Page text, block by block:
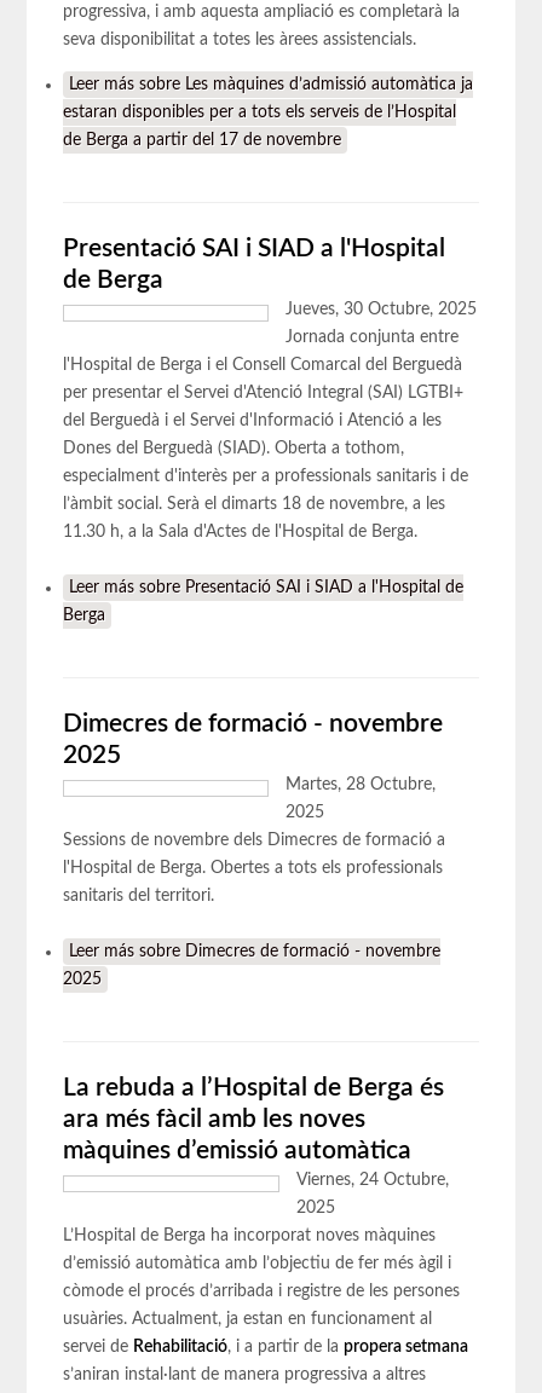
progressiva, i amb aquesta ampliació es completarà la
seva disponibilitat a totes les àrees assistencials.
Leer más sobre Les màquines d’admissió automàtica ja
estaran disponibles per a tots els serveis de l’Hospital
de Berga a partir del 17 de novembre
Presentació SAI i SIAD a l'Hospital
de Berga
Jueves, 30 Octubre, 2025
Jornada conjunta entre
l'Hospital de Berga i el Consell Comarcal del Berguedà
per presentar el Servei d'Atenció Integral (SAI) LGTBI+
del Berguedà i el Servei d'Informació i Atenció a les
Dones del Berguedà (SIAD). Oberta a tothom,
especialment d'interès per a professionals sanitaris i de
l’àmbit social. Serà el dimarts 18 de novembre, a les
11.30 h, a la Sala d'Actes de l'Hospital de Berga.
Leer más sobre Presentació SAI i SIAD a l'Hospital de
Berga
Dimecres de formació - novembre
2025
Martes, 28 Octubre,
2025
Sessions de novembre dels Dimecres de formació a
l'Hospital de Berga. Obertes a tots els professionals
sanitaris del territori.
Leer más sobre Dimecres de formació - novembre
2025
La rebuda a l’Hospital de Berga és
ara més fàcil amb les noves
màquines d’emissió automàtica
Viernes, 24 Octubre,
2025
L’Hospital de Berga ha incorporat noves màquines
d’emissió automàtica amb l’objectiu de fer més àgil i
còmode el procés d’arribada i registre de les persones
usuàries. Actualment, ja estan en funcionament al
servei de Rehabilitació, i a partir de la propera setmana
s’aniran instal·lant de manera progressiva a altres